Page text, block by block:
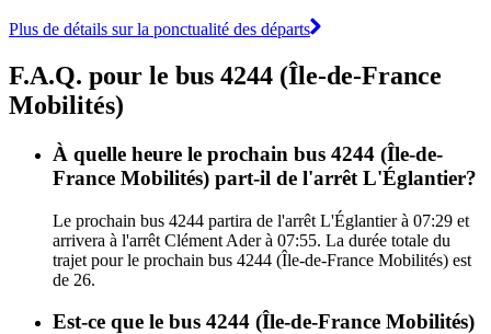
Plus de détails sur la ponctualité des départs
F.A.Q. pour le bus 4244 (Île-de-France
Mobilités)
À quelle heure le prochain bus 4244 (Île-de-
France Mobilités) part-il de l'arrêt L'Églantier?
Le prochain bus 4244 partira de l'arrêt L'Églantier à 07:29 et
arrivera à l'arrêt Clément Ader à 07:55. La durée totale du
trajet pour le prochain bus 4244 (Île-de-France Mobilités) est
de 26.
Est-ce que le bus 4244 (Île-de-France Mobilités)